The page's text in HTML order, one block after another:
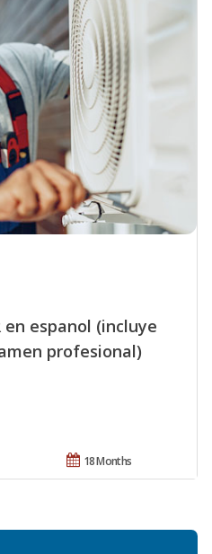
en espanol (incluye
profesional)
18 Months